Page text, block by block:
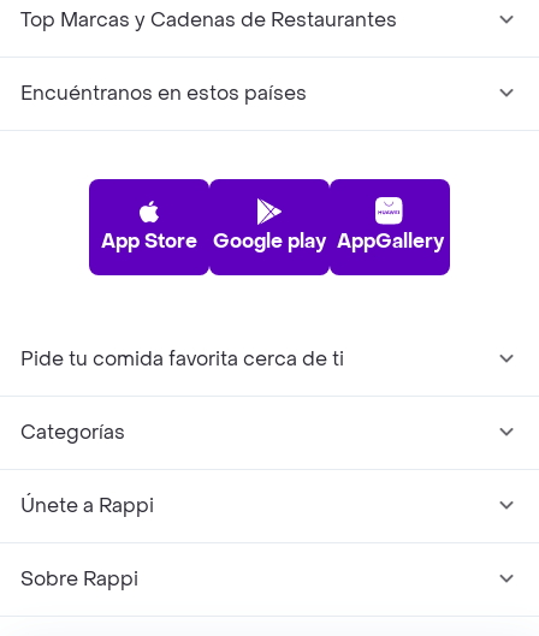
Top Marcas y Cadenas de Restaurantes
Encuéntranos en estos países
App Store Google play AppGallery
Pide tu comida favorita cerca de ti
Categorías
Únete a Rappi
Sobre Rappi